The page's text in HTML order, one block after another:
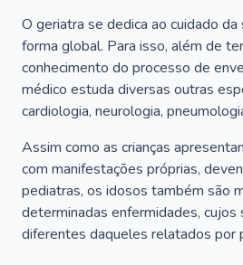
O geriatra se dedica ao cuidado
forma global. Para isso, além de
conhecimento do processo de
médico estuda diversas outras
cardiologia, neurologia,
Assim como as crianças
com manifestações próprias,
pediatras, os idosos também são
determinadas enfermidades, cujos
diferentes daqueles relatados por